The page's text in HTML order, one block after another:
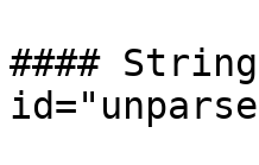
####